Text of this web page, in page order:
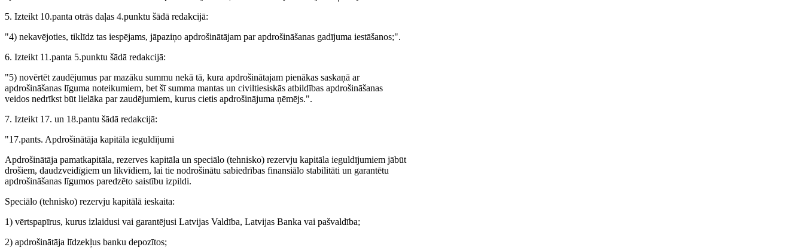
5. Izteikt 10.panta otrās daļas 4.punktu šādā redakcijā:
"4) nekavējoties, tiklīdz tas iespējams, jāpaziņo apdrošinātājam par apdrošināšanas gadījuma iestāšanos;".
6. Izteikt 11.panta 5.punktu šādā redakcijā:
"5) novērtēt zaudējumus par mazāku summu nekā tā, kura apdrošinātajam pienākas saskaņā ar
apdrošināšanas līguma noteikumiem, bet šī summa mantas un civiltiesiskās atbildības apdrošināšanas
veidos nedrīkst būt lielāka par zaudējumiem, kurus cietis apdrošinājuma ņēmējs.".
7. Izteikt 17. un 18.pantu šādā redakcijā:
"17.pants. Apdrošinātāja kapitāla ieguldījumi
Apdrošinātāja pamatkapitāla, rezerves kapitāla un speciālo (tehnisko) rezervju kapitāla ieguldījumiem jābūt
drošiem, daudzveidīgiem un likvīdiem, lai tie nodrošinātu sabiedrības finansiālo stabilitāti un garantētu
apdrošināšanas līgumos paredzēto saistību izpildi.
Speciālo (tehnisko) rezervju kapitālā ieskaita:
1) vērtspapīrus, kurus izlaidusi vai garantējusi Latvijas Valdība, Latvijas Banka vai pašvaldība;
2) apdrošinātāja līdzekļus banku depozītos;